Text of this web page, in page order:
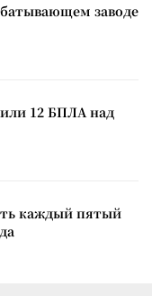
заводе
12 БПЛА над
каждый пятый